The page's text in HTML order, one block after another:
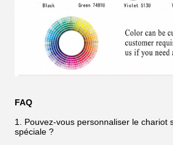
FAQ
1. Pouvez-vous personnaliser le chariot
spéciale ?